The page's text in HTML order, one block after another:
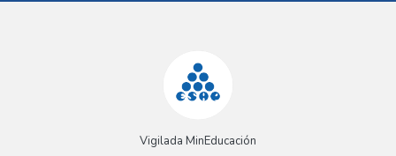
Vigilada MinEducación